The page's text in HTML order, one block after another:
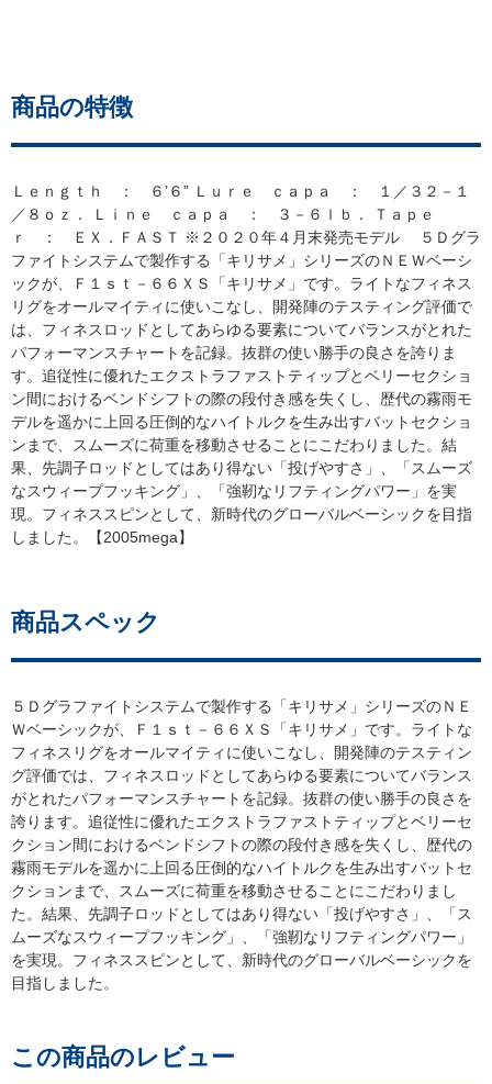
商品の特徴
Ｌｅｎｇｔｈ ： ６’６” Ｌｕｒｅ ｃａｐａ ： １／３２－１
／８ｏｚ． Ｌｉｎｅ ｃａｐａ ： ３－６ｌｂ． Ｔａｐｅ
ｒ ： ＥＸ．ＦＡＳＴ ※２０２０年４月末発売モデル ５Ｄグラ
ファイトシステムで製作する「キリサメ」シリーズのＮＥＷベーシ
ックが、Ｆ１ｓｔ－６６ＸＳ「キリサメ」です。ライトなフィネス
リグをオールマイティに使いこなし、開発陣のテスティング評価で
は、フィネスロッドとしてあらゆる要素についてバランスがとれた
パフォーマンスチャートを記録。抜群の使い勝手の良さを誇りま
す。追従性に優れたエクストラファストティップとベリーセクショ
ン間におけるベンドシフトの際の段付き感を失くし、歴代の霧雨モ
デルを遥かに上回る圧倒的なハイトルクを生み出すバットセクショ
ンまで、スムーズに荷重を移動させることにこだわりました。結
果、先調子ロッドとしてはあり得ない「投げやすさ」、「スムーズ
なスウィープフッキング」、「強靭なリフティングパワー」を実
現。フィネススピンとして、新時代のグローバルベーシックを目指
しました。【2005mega】
商品スペック
５Ｄグラファイトシステムで製作する「キリサメ」シリーズのＮＥ
Ｗベーシックが、Ｆ１ｓｔ－６６ＸＳ「キリサメ」です。ライトな
フィネスリグをオールマイティに使いこなし、開発陣のテスティン
グ評価では、フィネスロッドとしてあらゆる要素についてバランス
がとれたパフォーマンスチャートを記録。抜群の使い勝手の良さを
誇ります。追従性に優れたエクストラファストティップとベリーセ
クション間におけるベンドシフトの際の段付き感を失くし、歴代の
霧雨モデルを遥かに上回る圧倒的なハイトルクを生み出すバットセ
クションまで、スムーズに荷重を移動させることにこだわりまし
た。結果、先調子ロッドとしてはあり得ない「投げやすさ」、「ス
ムーズなスウィープフッキング」、「強靭なリフティングパワー」
を実現。フィネススピンとして、新時代のグローバルベーシックを
目指しました。
この商品のレビュー